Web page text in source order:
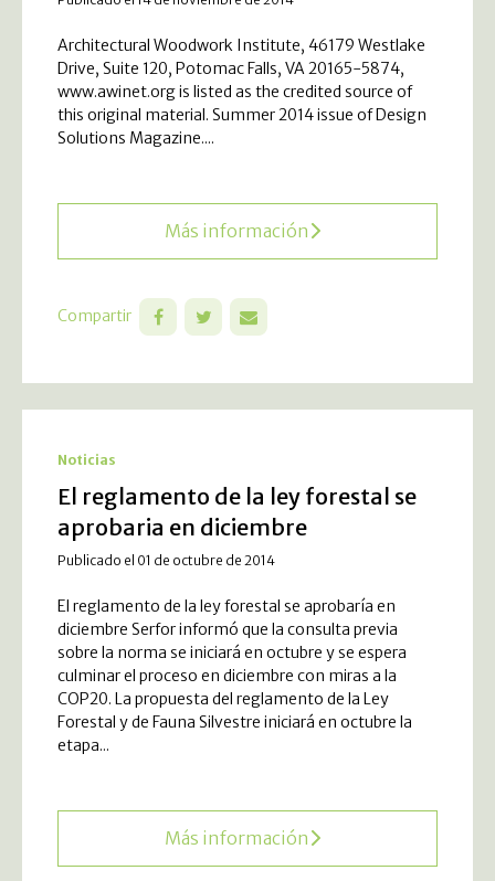
Architectural Woodwork Institute, 46179 Westlake
Drive, Suite 120, Potomac Falls, VA 20165-5874,
www.awinet.org is listed as the credited source of
this original material. Summer 2014 issue of Design
Solutions Magazine....
Más información
Compartir
Noticias
El reglamento de la ley forestal se
aprobaria en diciembre
Publicado el 01 de octubre de 2014
El reglamento de la ley forestal se aprobaría en
diciembre Serfor informó que la consulta previa
sobre la norma se iniciará en octubre y se espera
culminar el proceso en diciembre con miras a la
COP20. La propuesta del reglamento de la Ley
Forestal y de Fauna Silvestre iniciará en octubre la
etapa...
Más información